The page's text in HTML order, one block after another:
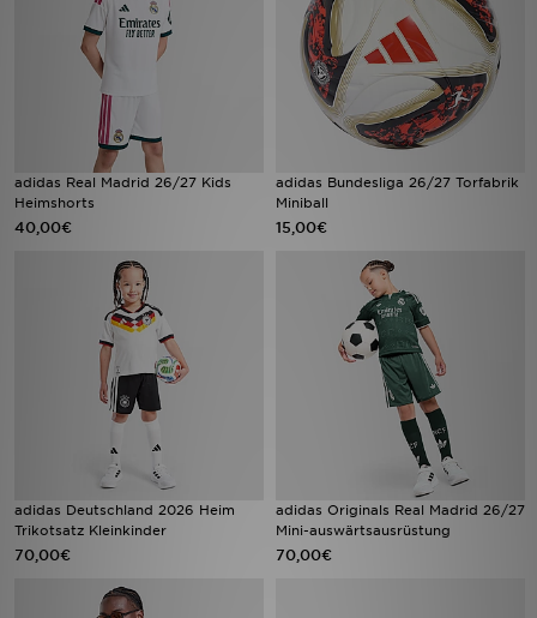
adidas Real Madrid 26/27 Kids
Heimshorts
40,00€
adidas Bundesliga 26/27 Torfabrik
Miniball
15,00€
adidas Deutschland 2026 Heim
Trikotsatz Kleinkinder
70,00€
adidas Originals Real Madrid 26/27
Mini-auswärtsausrüstung
70,00€